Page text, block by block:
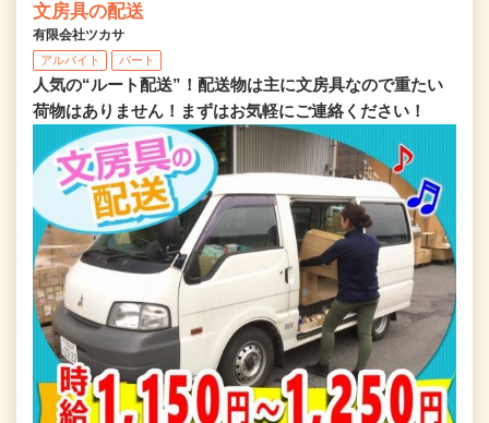
文房具の配送
有限会社ツカサ
アルバイト パート
人気の“ルート配送”！配送物は主に文房具なので重たい
荷物はありません！まずはお気軽にご連絡ください！